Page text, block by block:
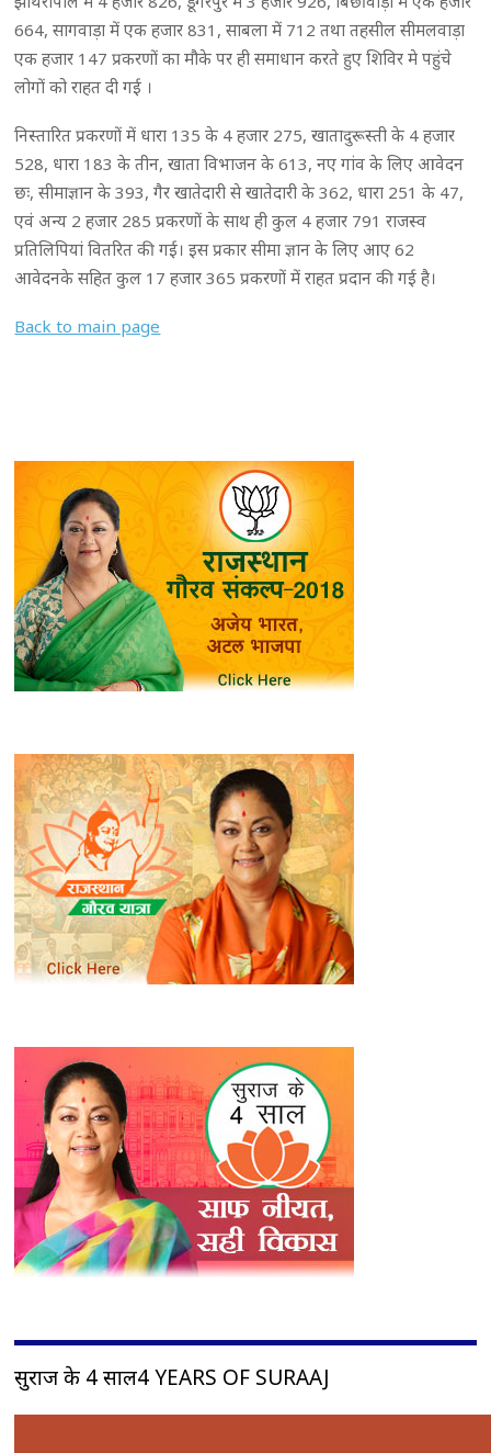
664, सागवाड़ा में एक हजार 831, साबला में 712 तथा तहसील सीमलवाड़ा
एक हजार 147 प्रकरणों का मौके पर ही समाधान करते हुए शिविर मे पहुंचे
लोगों को राहत दी गई ।
निस्तारित प्रकरणों में धारा 135 के 4 हजार 275, खातादुरूस्ती के 4 हजार
528, धारा 183 के तीन, खाता विभाजन के 613, नए गांव के लिए आवेदन
छः, सीमाज्ञान के 393, गैर खातेदारी से खातेदारी के 362, धारा 251 के 47,
एवं अन्य 2 हजार 285 प्रकरणों के साथ ही कुल 4 हजार 791 राजस्व
प्रतिलिपियां वितरित की गई। इस प्रकार सीमा ज्ञान के लिए आए 62
आवेदनके सहित कुल 17 हजार 365 प्रकरणों में राहत प्रदान की गई है।
Back to main page
सुराज के 4 साल4 YEARS OF SURAAJ